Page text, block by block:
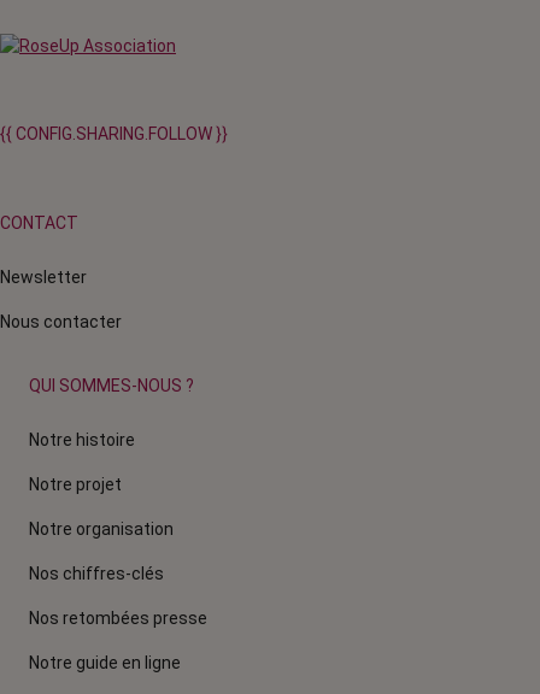
{{ CONFIG.SHARING.FOLLOW }}
CONTACT
Newsletter
Nous contacter
QUI SOMMES-NOUS ?
Notre histoire
Notre projet
Notre organisation
Nos chiffres-clés
Nos retombées presse
Notre guide en ligne